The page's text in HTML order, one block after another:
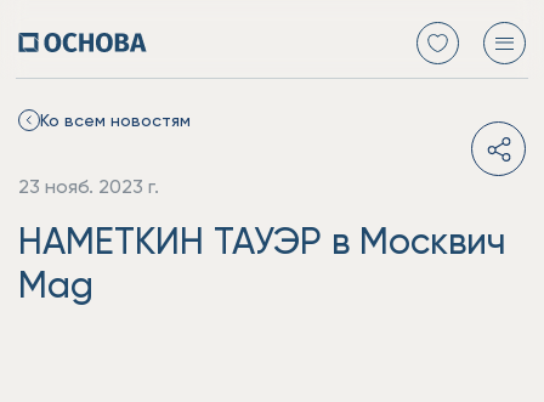
Ко всем новостям
23 нояб. 2023 г.
НАМЕТКИН ТАУЭР в Москвич
Mag